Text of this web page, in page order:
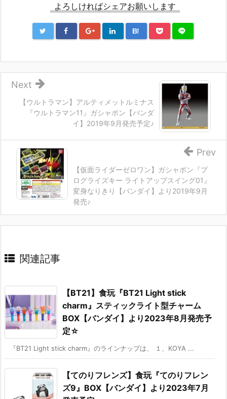
よろしければシェアお願いします
B!
【ウルトラマン】アルティメットルミナス
『ウルトラマン11』ガシャポン【バンダ
イ】2019年9月発売予定♪
Next
【仮面ライダーゼロワン】ガシャポン『プ
ログライズキー ライトアップスイング01』
変身なりきり【バンダイ】より2019年9月
発売♪
Prev
関連記事
【BT21】食玩『BT21 Light stick
charm』スティックライト型チャーム
BOX【バンダイ】より2023年8月発売予
定☆
『BT21 Light stick charm』のラインナップは、 １、KOYA ...
【てのりフレンズ】食玩『てのりフレン
ズ9』BOX【バンダイ】より2023年7月